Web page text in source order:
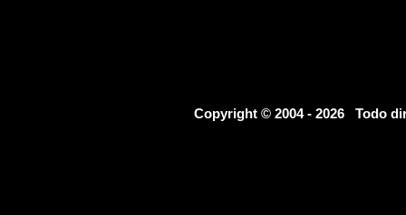
Copyright © 2004 - 2026 Todo